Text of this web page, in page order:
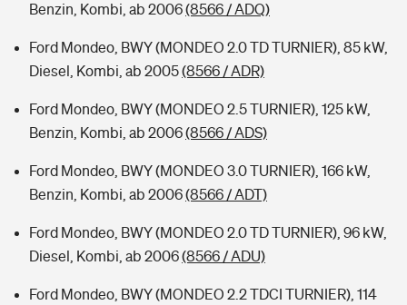
Benzin, Kombi, ab 2006(8566 / ADQ)
Ford Mondeo, BWY (MONDEO 2.0 TD TURNIER), 85 kW,
Diesel, Kombi, ab 2005(8566 / ADR)
Ford Mondeo, BWY (MONDEO 2.5 TURNIER), 125 kW,
Benzin, Kombi, ab 2006(8566 / ADS)
Ford Mondeo, BWY (MONDEO 3.0 TURNIER), 166 kW,
Benzin, Kombi, ab 2006(8566 / ADT)
Ford Mondeo, BWY (MONDEO 2.0 TD TURNIER), 96 kW,
Diesel, Kombi, ab 2006(8566 / ADU)
Ford Mondeo, BWY (MONDEO 2.2 TDCI TURNIER), 114